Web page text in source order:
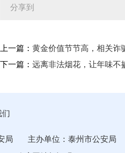
分享到
上一篇： 黄金价值节节高，相关诈
下一篇： 远离非法烟花，让年味不
们
局
主办单位：泰州市公安局